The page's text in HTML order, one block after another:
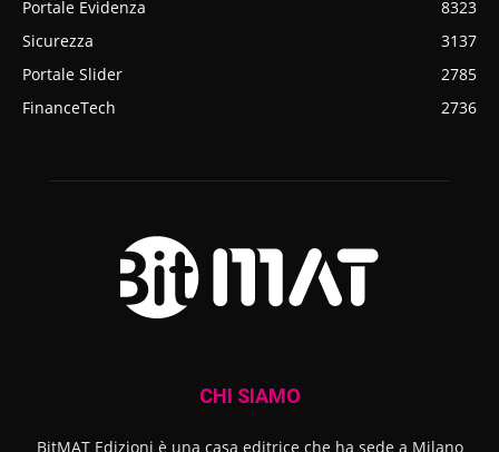
Portale Evidenza
8323
Sicurezza
3137
Portale Slider
2785
FinanceTech
2736
CHI SIAMO
BitMAT Edizioni è una casa editrice che ha sede a Milano